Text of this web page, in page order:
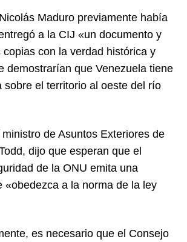
Maduro previamente había
a la CIJ «un documento y
con la verdad histórica y
demostrarían que Venezuela tiene
sobre el territorio al oeste del río
de Asuntos Exteriores de
dijo que esperan que el
de la ONU emita una
«obedezca a la norma de la ley
es necesario que el Consejo